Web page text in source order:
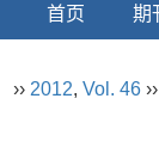
首页 期
›› 2012, Vol. 46 ››